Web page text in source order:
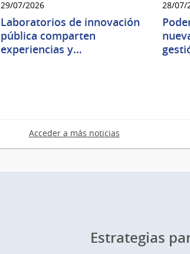
29/07/2026
Laboratorios de innovación
pública comparten
experiencias y…
28/07/
Acceder a más noticias
Estrategias